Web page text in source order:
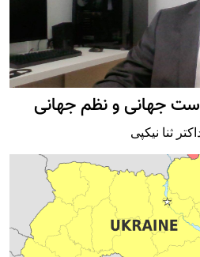
جهانی و نظم جهانی
ثنا نیکپی